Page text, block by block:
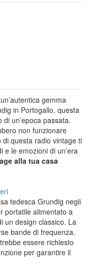
gemma
in Portogallo, questa
un’epoca passata.
non funzionare
questa radio vintage ti
e le emozioni di un’era
alla tua casa
tedesca Grundig negli
portatile alimentato a
un design classico. La
bande di frequenza.
essere richiesto
per garantire il